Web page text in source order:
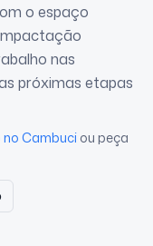
o espaço
nas
próximas etapas
no Cambuci ou peça